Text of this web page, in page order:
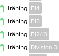
Träning F14
Träning F15
Träning F12/13
Träning Division 3